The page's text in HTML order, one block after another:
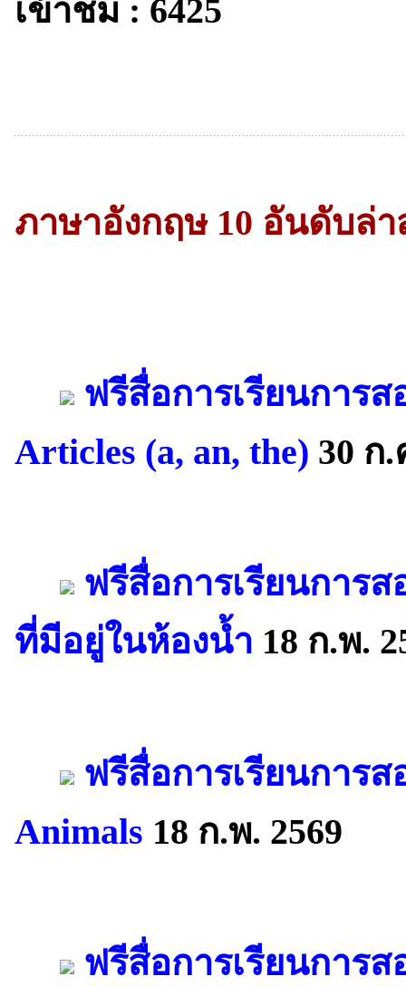
เข้าชม : 6425
ภาษาอังกฤษ 10 อันดับล่
ฟรีสื่อการเรียนการ
Articles (a, an, the) 30 ก.
ฟรีสื่อการเรียนการ
ที่มีอยู่ในห้องน้ำ 18 ก.พ.
ฟรีสื่อการเรียนการส
Animals 18 ก.พ. 2569
ฟรีสื่อการเรียนการ